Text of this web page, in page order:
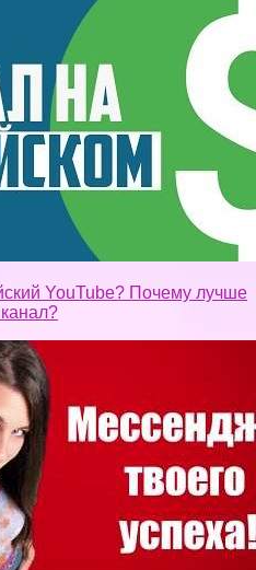
YouTube? Почему лучше
канал?
без вложений/подработка